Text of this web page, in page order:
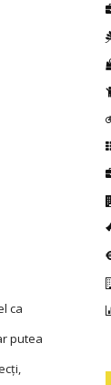
ca
putea